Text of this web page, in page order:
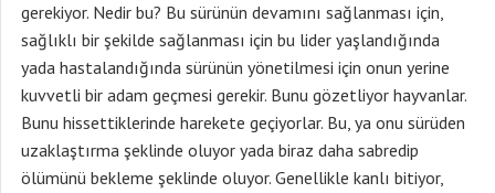
gerekiyor. Nedir bu? Bu sürünün devamını sağlanması için,
sağlıklı bir şekilde sağlanması için bu lider yaşlandığında
yada hastalandığında sürünün yönetilmesi için onun yerine
kuvvetli bir adam geçmesi gerekir. Bunu gözetliyor hayvanlar.
Bunu hissettiklerinde harekete geçiyorlar. Bu, ya onu sürüden
uzaklaştırma şeklinde oluyor yada biraz daha sabredip
ölümünü bekleme şeklinde oluyor. Genellikle kanlı bitiyor,